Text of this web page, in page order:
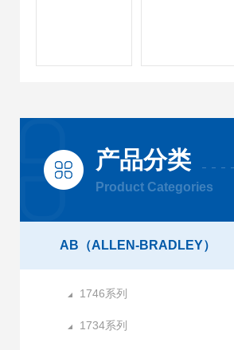
产品分类
Product Categories
AB（ALLEN-BRADLEY）
1746系列
1734系列